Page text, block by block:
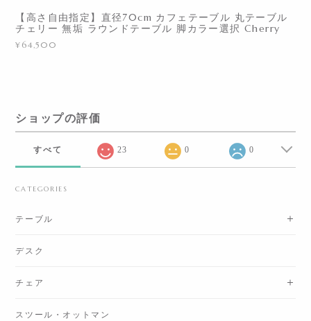
【高さ自由指定】直径70cm カフェテーブル 丸テーブル
チェリー 無垢 ラウンドテーブル 脚カラー選択 Cherry
¥64,500
ショップの評価
すべて 23 0 0
CATEGORIES
テーブル
デスク
チェア
スツール・オットマン